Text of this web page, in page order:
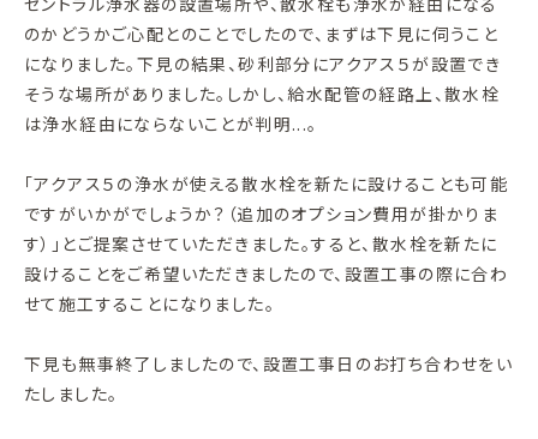
のかどうかご心配とのことでしたので、まずは下見に伺うこと
になりました。下見の結果、砂利部分にアクアス５が設置でき
そうな場所がありました。しかし、給水配管の経路上、散水栓
は浄水経由にならないことが判明...。
「アクアス５の浄水が使える散水栓を新たに設けることも可能
ですがいかがでしょうか？（追加のオプション費用が掛かりま
す）」とご提案させていただきました。すると、散水栓を新たに
設けることをご希望いただきましたので、設置工事の際に合わ
せて施工することになりました。
下見も無事終了しましたので、設置工事日のお打ち合わせをい
たしました。